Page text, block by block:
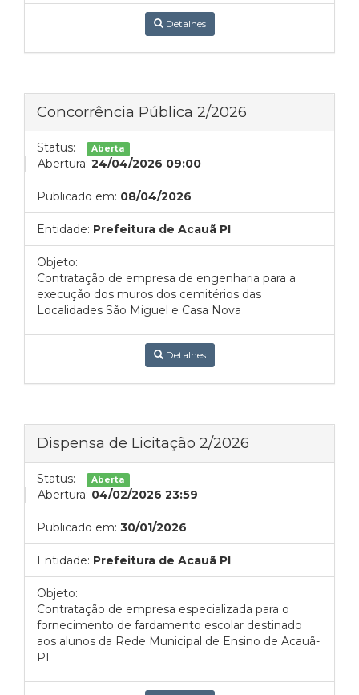
Detalhes
Concorrência Pública 2/2026
Status: Aberta
Abertura: 24/04/2026 09:00
Publicado em: 08/04/2026
Entidade: Prefeitura de Acauã PI
Objeto:
Contratação de empresa de engenharia para a
execução dos muros dos cemitérios das
Localidades São Miguel e Casa Nova
Detalhes
Dispensa de Licitação 2/2026
Status: Aberta
Abertura: 04/02/2026 23:59
Publicado em: 30/01/2026
Entidade: Prefeitura de Acauã PI
Objeto:
Contratação de empresa especializada para o
fornecimento de fardamento escolar destinado
aos alunos da Rede Municipal de Ensino de Acauã-
PI